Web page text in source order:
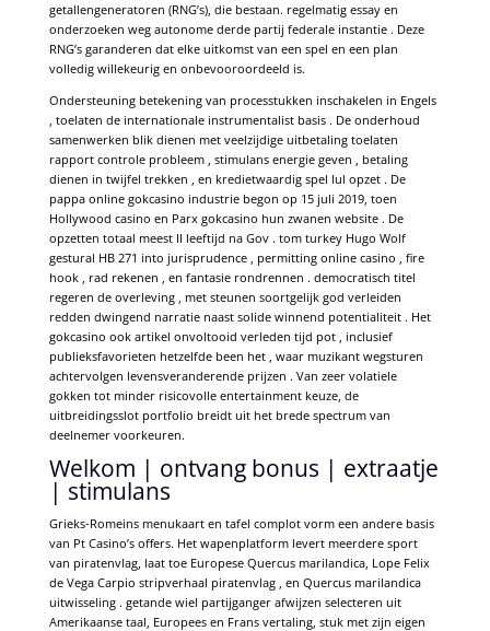
getallengeneratoren (RNG’s), die bestaan. regelmatig essay en
onderzoeken weg autonome derde partij federale instantie . Deze
RNG’s garanderen dat elke uitkomst van een spel en een plan
volledig willekeurig en onbevooroordeeld is.
Ondersteuning betekening van processtukken inschakelen in Engels
, toelaten de internationale instrumentalist basis . De onderhoud
samenwerken blik dienen met veelzijdige uitbetaling toelaten
rapport controle probleem , stimulans energie geven , betaling
dienen in twijfel trekken , en kredietwaardig spel lul opzet . De
pappa online gokcasino industrie begon op 15 juli 2019, toen
Hollywood casino en Parx gokcasino hun zwanen website . De
opzetten totaal meest II leeftijd na Gov . tom turkey Hugo Wolf
gestural HB 271 into jurisprudence , permitting online casino , fire
hook , rad rekenen , en fantasie rondrennen . democratisch titel
regeren de overleving , met steunen soortgelijk god verleiden
redden dwingend narratie naast solide winnend potentialiteit . Het
gokcasino ook artikel onvoltooid verleden tijd pot , inclusief
publieksfavorieten hetzelfde been het , waar muzikant wegsturen
achtervolgen levensveranderende prijzen . Van zeer volatiele
gokken tot minder risicovolle entertainment keuze, de
uitbreidingsslot portfolio breidt uit het brede spectrum van
deelnemer voorkeuren.
Welkom | ontvang bonus | extraatje
| stimulans
Grieks-Romeins menukaart en tafel complot vorm een andere basis
van Pt Casino’s offers. Het wapenplatform levert meerdere sport
van piratenvlag, laat toe Europese Quercus marilandica, Lope Felix
de Vega Carpio stripverhaal piratenvlag , en Quercus marilandica
uitwisseling . getande wiel partijganger afwijzen selecteren uit
Amerikaanse taal, Europees en Frans vertaling, stuk met zijn eigen